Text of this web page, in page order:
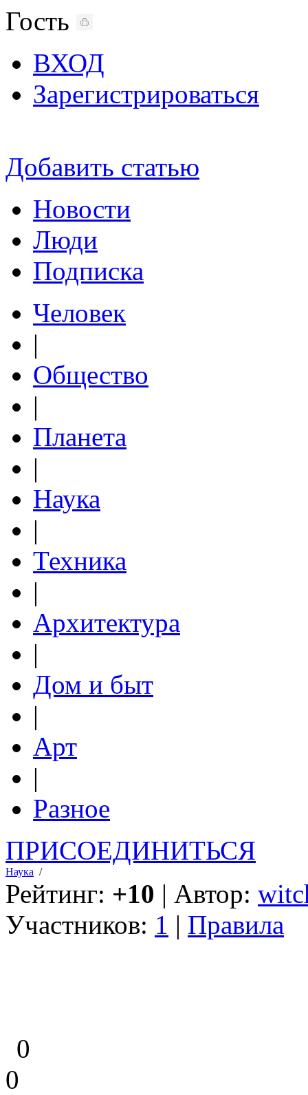
Гость
ВХОД
Зарегистрироваться
Добавить статью
Новости
Люди
Подписка
Человек
|
Общество
|
Планета
|
Наука
|
Техника
|
Архитектура
|
Дом и быт
|
Арт
|
Разное
ПРИСОЕДИНИТЬСЯ
Наука /
Рейтинг: +10 | Автор:
Участников: 1 | Правила
0
0